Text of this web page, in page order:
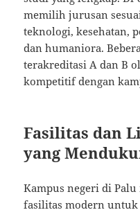
memilih jurusan
teknologi, kesehatan,
dan humaniora.
terakreditasi A dan B
kompetitif dengan
Fasilitas dan
yang
Kampus negeri di
fasilitas modern untuk